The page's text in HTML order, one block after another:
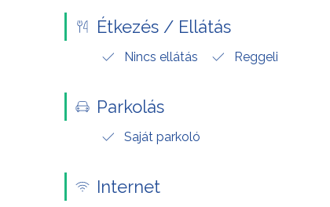
Étkezés / Ellátás
Nincs ellátás Reggeli
Parkolás
Saját parkoló
Internet